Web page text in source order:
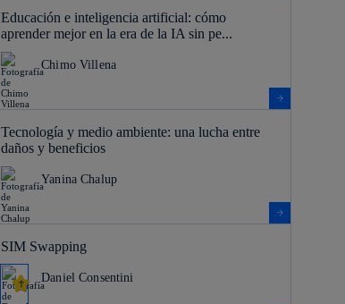
Educación e inteligencia artificial: cómo
aprender mejor en la era de la IA sin pe...
Chimo Villena
Tecnología y medio ambiente: una lucha entre
daños y beneficios
Yanina Chalup
SIM Swapping
Daniel Consentini